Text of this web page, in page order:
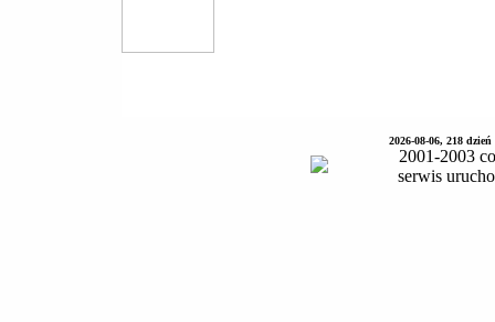
2026-08-06, 218
2001-2003
serwis